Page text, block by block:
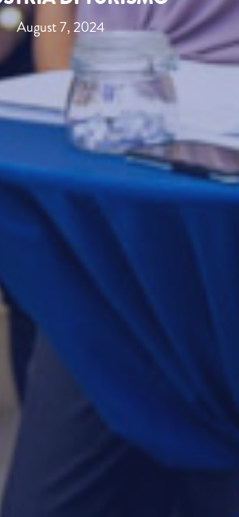
August 7, 2024